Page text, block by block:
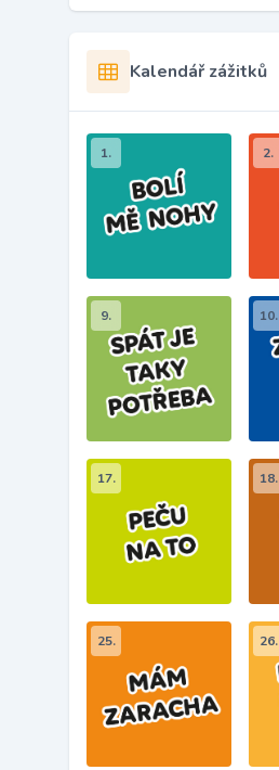
Kalendář zážitků
1. 2.
9. 10.
17. 18.
25. 26.